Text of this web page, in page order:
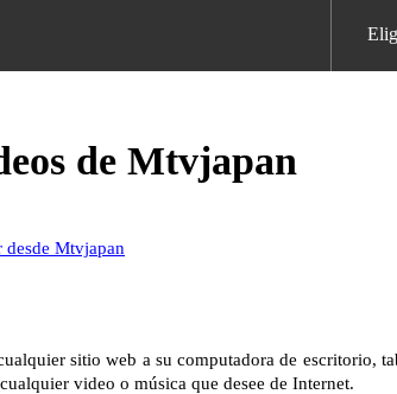
de Mtvjapan
desde Mtvjapan
sitio web a su computadora de escritorio,
video o música que desee de Internet.